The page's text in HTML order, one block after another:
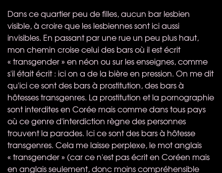
Dans ce quartier peu de filles, aucun bar lesbien
visible, à croire que les lesbiennes sont ici aussi
invisibles. En passant par une rue un peu plus haut,
mon chemin croise celui des bars où il est écrit
« transgender » en néon ou sur les enseignes, comme
s'il était écrit : ici on a de la bière en pression. On me dit
qu'ici ce sont des bars à prostitution, des bars à
hôtesses transgenres. La prostitution et la pornographie
sont interdites en Corée mais comme dans tous pays
où ce genre d'interdiction règne des personnes
trouvent la parades. Ici ce sont des bars à hôtesse
transgenres. Cela me laisse perplexe, le mot anglais
« transgender » (car ce n'est pas écrit en Coréen mais
en anglais seulement, donc moins compréhensible